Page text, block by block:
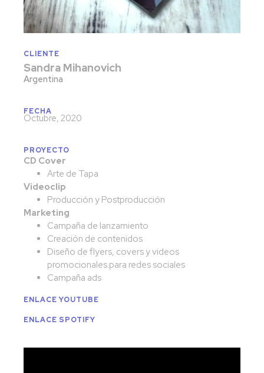
CLIENTE
Sandra Mihanovich
Argentina
FECHA
Octubre, 2020
PROYECTO
CD Cover
Arte de Tapa
Videoclip
Producción y Postproducción
Marketing
Campaña de lanzamiento
Creación de contenidos
Diseño de flyers, covers y videos
promocionales.para redes sociales
Campaña ads
ENLACE YOUTUBE
ENLACE SPOTIFY